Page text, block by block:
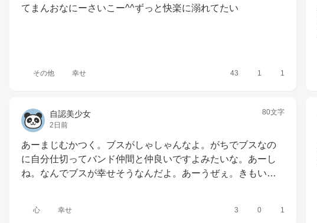
てまんおなにーさいこー^^ずっと快楽に溺れてたい
その他 幸せ 43 1 1
自認美少女
2日前
80文字
あーまじむかつく。ブスがしゃしゃんなよ。がちでブスなの
に自分仕切ってバンド仲間と仲良いですよみたいな。あーし
ね。なんでブスが幸せそうなんだよ。あーうぜぇ。きもい…
心 幸せ 3 0 1